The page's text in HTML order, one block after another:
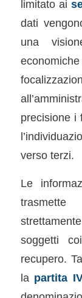
limitato ai
dati
una
precisione i
verso terzi.
Le
soggetti
recupero.
la partita